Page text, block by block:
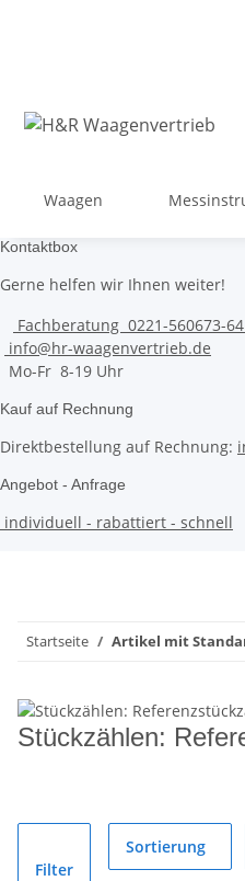
Waagen
Kontaktbox
Gerne helfen wir Ihnen weiter!
Fachberatung 0221-560673-64
info@hr-waagenvertrieb.de
Mo-Fr 8-19 Uhr
Kauf auf Rechnung
Direktbestellung auf Rechnung:
Angebot - Anfrage
individuell - rabattiert - schnell
Startseite Artikel mit
Stückzählen:
Filter
Sortierung